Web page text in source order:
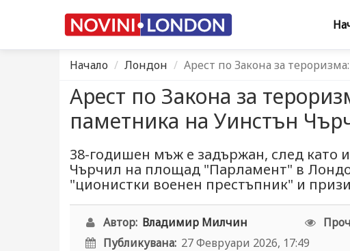
Начало Лондон Арест по Закона за
Арест по Закона за
паметника на Уинстън
38-годишен мъж е задържан, след като
Чърчил на площад "Парламент" в
"ционистки военен престъпник" и
Автор: Владимир Милчин
Публикувана: 27 Февруари 2026, 17:49